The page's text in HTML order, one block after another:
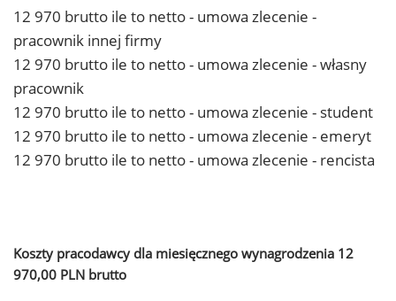
12 970 brutto ile to netto - umowa zlecenie -
pracownik innej firmy
12 970 brutto ile to netto - umowa zlecenie - własny
pracownik
12 970 brutto ile to netto - umowa zlecenie - student
12 970 brutto ile to netto - umowa zlecenie - emeryt
12 970 brutto ile to netto - umowa zlecenie - rencista
Koszty pracodawcy dla miesięcznego wynagrodzenia 12
970,00 PLN brutto